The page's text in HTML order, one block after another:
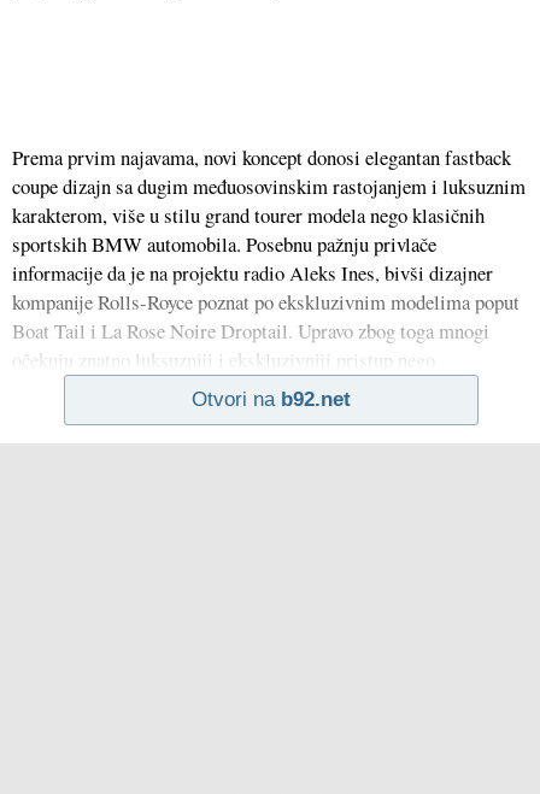
Prema prvim najavama, novi koncept donosi elegantan fastback
coupe dizajn sa dugim međuosovinskim rastojanjem i luksuznim
karakterom, više u stilu grand tourer modela nego klasičnih
sportskih BMW automobila. Posebnu pažnju privlače
informacije da je na projektu radio Aleks Ines, bivši dizajner
kompanije Rolls-Royce poznat po ekskluzivnim modelima poput
Boat Tail i La Rose Noire Droptail. Upravo zbog toga mnogi
očekuju znatno luksuzniji i ekskluzivniji pristup nego
Otvori na b92.net